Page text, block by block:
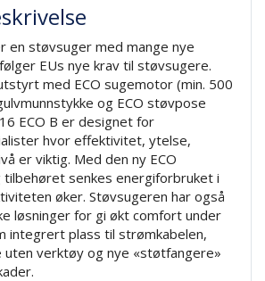
en støvsuger med mange nye
EUs nye krav til støvsugere.
med ECO sugemotor (min. 500
og ECO støvpose
ECO B er designet for
hvor effektivitet, ytelse,
er viktig. Med den ny ECO
senkes energiforbruket i
øker. Støvsugeren har også
løsninger for gi økt comfort under
integrert plass til strømkabelen,
verktøy og nye «støtfangere»